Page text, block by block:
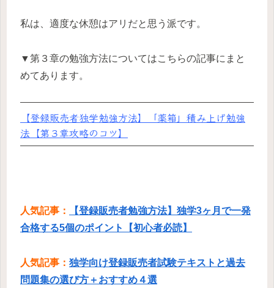
私は、適度な休憩はアリだと思う派です。
▼第３章の勉強方法についてはこちらの記事にまと
めてあります。
【登録販売者独学勉強方法】「薬箱」積み上げ勉強
法【第３章攻略のコツ】
人気記事：
【登録販売者勉強方法】独学3ヶ月で一発
合格する5個のポイント【初心者必読】
人気記事： 独学向け登録販売者試験テキストと過去
問題集の選び方＋おすすめ４選